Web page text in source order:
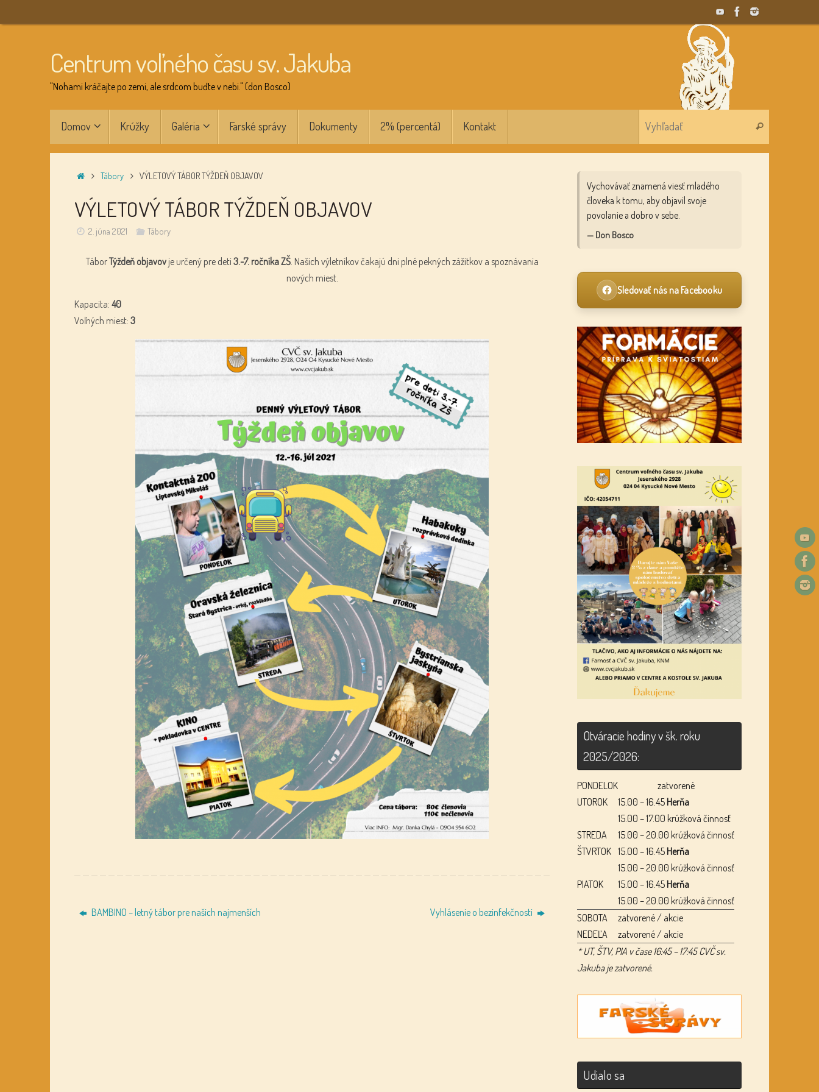
to
Centrum voľného času sv. Jakuba
"Nohami kráčajte po zemi, ale srdcom buďte v nebi." (don Bosco)
Domov Krúžky Galéria Farské správy Dokumenty 2% (percentá) Kontakt Vyhľadať
HomeTábory VÝLETOVÝ TÁBOR TÝŽDEŇ OBJAVOV
VÝLETOVÝ TÁBOR TÝŽDEŇ OBJAVOV
2. júna 2021 Tábory
TáborTýždeň objavovje určený pre deti 3.-7. ročníka ZŠ. Našich výletníkov čakajú dni plné pekných zážitkov a spoznávania
nových miest.
Kapacita: 40
Voľných miest: 3
BAMBINO – letný tábor pre našich najmenších Vyhlásenie o bezinfekčnosti
Vychovávať znamená viesť mladého
človeka k tomu, aby objavil svoje
povolanie a dobro v sebe.
— Don Bosco
Sledovať nás na Facebooku
Otváracie hodiny v šk. roku
2025/2026:
PONDELOK
zatvorené
UTOROK
15.00 – 16.45Herňa
15.00 – 17.00 krúžková činnosť
STREDA
15.00 – 20.00 krúžková činnosť
ŠTVRTOK 15.00 – 16.45Herňa
15.00 – 20.00 krúžková činnosť
PIATOK
15.00 – 16.45Herňa
15.00 – 20.00 krúžková činnosť
SOBOTA
zatvorené / akcie
NEDEĽA
zatvorené / akcie
* UT, ŠTV, PIA v čase 16:45 – 17:45 CVČ sv.
Jakuba je zatvorené.
Udialo sa